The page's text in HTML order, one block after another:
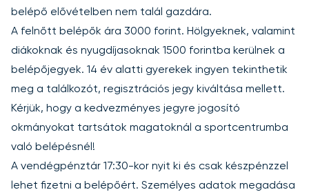
belépő elővételben nem talál gazdára.
A felnőtt belépők ára 3000 forint. Hölgyeknek, valamint
diákoknak és nyugdíjasoknak 1500 forintba kerülnek a
belépőjegyek. 14 év alatti gyerekek ingyen tekinthetik
meg a találkozót, regisztrációs jegy kiváltása mellett.
Kérjük, hogy a kedvezményes jegyre jogosító
okmányokat tartsátok magatoknál a sportcentrumba
való belépésnél!
A vendégpénztár 17:30-kor nyit ki és csak készpénzzel
lehet fizetni a belépőért. Személyes adatok megadása